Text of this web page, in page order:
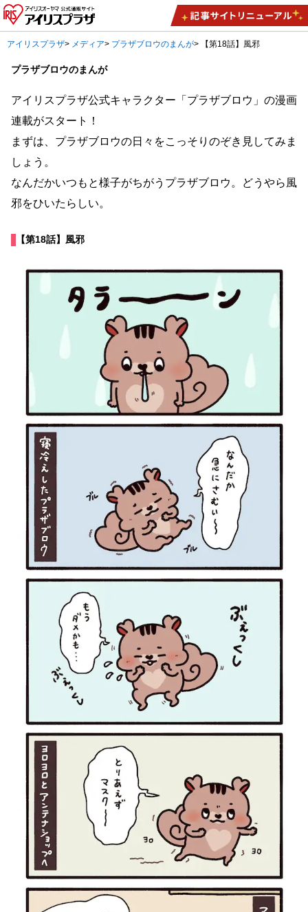
アイリスプラザ> メディア> プラザブロウのまんが> 【第18話】風邪
プラザブロウのまんが
アイリスプラザ公式キャラクター「プラザブロウ」の漫画
連載がスタート！
まずは、プラザブロウの日々をこっそりのぞき見してみま
しょう。
なんだかいつもと様子がちがうプラザブロウ。どうやら風
邪をひいたらしい。
【第18話】風邪